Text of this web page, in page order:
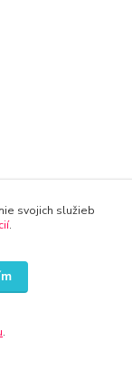
svojich služieb
.
.